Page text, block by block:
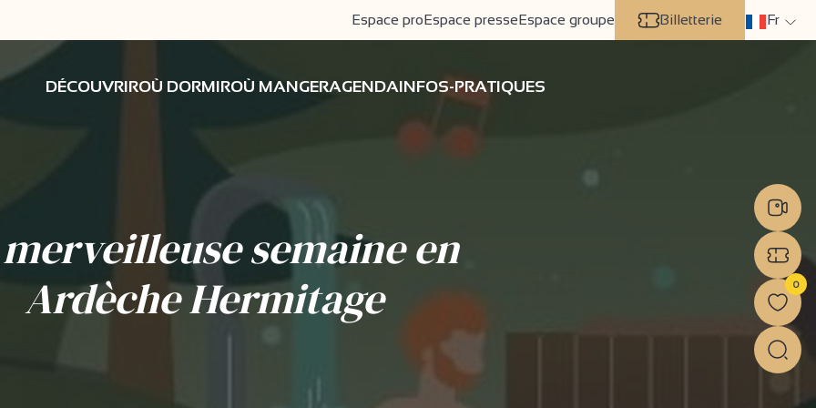
Espace proEspace presseEspace groupe Billetterie Fr
DÉCOUVRIROÙ DORMIROÙ MANGERAGENDAINFOS-PRATIQUES
semaine en
Ardèche Hermitage
0